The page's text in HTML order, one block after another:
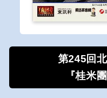
第245回
『桂米